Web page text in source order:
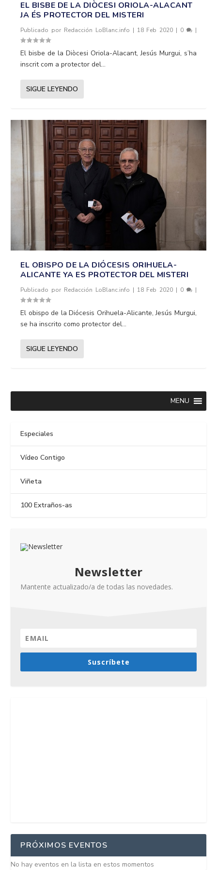
EL BISBE DE LA DIÒCESI ORIOLA-ALACANT
JA ÉS PROTECTOR DEL MISTERI
Publicado por Redacción LoBlanc.info | 18 Feb 2020 | 0 |
El bisbe de la Diòcesi Oriola-Alacant, Jesús Murgui, s’ha
inscrit com a protector del...
SIGUE LEYENDO
EL OBISPO DE LA DIÓCESIS ORIHUELA-
ALICANTE YA ES PROTECTOR DEL MISTERI
Publicado por Redacción LoBlanc.info | 18 Feb 2020 | 0 |
El obispo de la Diócesis Orihuela-Alicante, Jesús Murgui,
se ha inscrito como protector del...
SIGUE LEYENDO
MENU
Especiales
Vídeo Contigo
Viñeta
100 Extraños-as
Newsletter
Mantente actualizado/a de todas las novedades.
Suscríbete
PRÓXIMOS EVENTOS
No hay eventos en la lista en estos momentos